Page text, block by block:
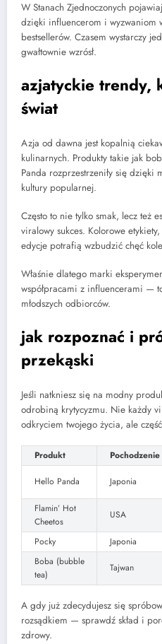
W Stanach Zjednoczonych
dzięki influencerom i wyzwaniom
bestsellerów. Czasem wystarczy
gwałtownie wzrósł.
azjatyckie trendy,
świat
Azja od dawna jest kopalnią
kulinarnych. Produkty takie jak
Panda rozprzestrzeniły się dzięki
kultury popularnej.
Często to nie tylko smak, lecz też
viralowy sukces. Kolorowe
edycje potrafią wzbudzić chęć
Właśnie dlatego marki
współpracami z influencerami —
młodszych odbiorców.
jak rozpoznać i
przekąski
Jeśli natkniesz się na modny
odrobiną krytycyzmu. Nie każdy
odkryciem twojego życia, ale
Produkt Pochodzenie
Hello Panda Japonia
Flamin’ Hot
Cheetos
USA
Pocky
Japonia
Boba (bubble
tea)
Tajwan
A gdy już zdecydujesz się
rozsądkiem — sprawdź skład i
zdrowy.